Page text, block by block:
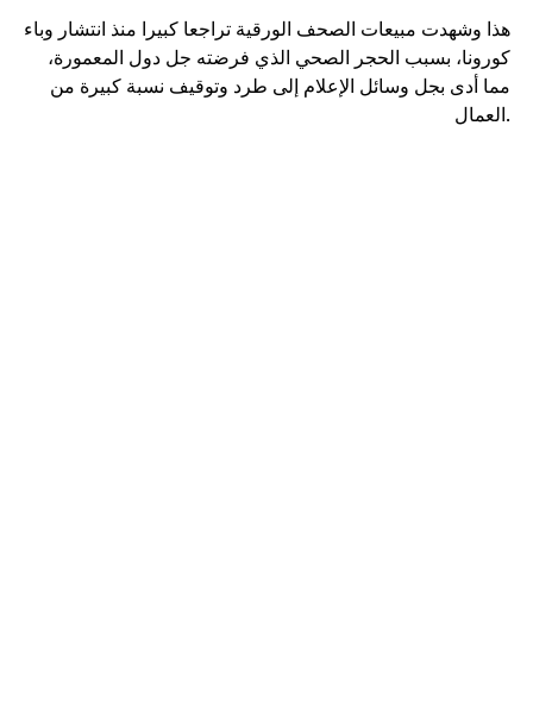
هذا وشهدت مبيعات الصحف الورقية تراجعا كبيرا منذ انتشار وباء
كورونا، بسبب الحجر الصحي الذي فرضته جل دول المعمورة،
مما أدى بجل وسائل الإعلام إلى طرد وتوقيف نسبة كبيرة من
العمال.